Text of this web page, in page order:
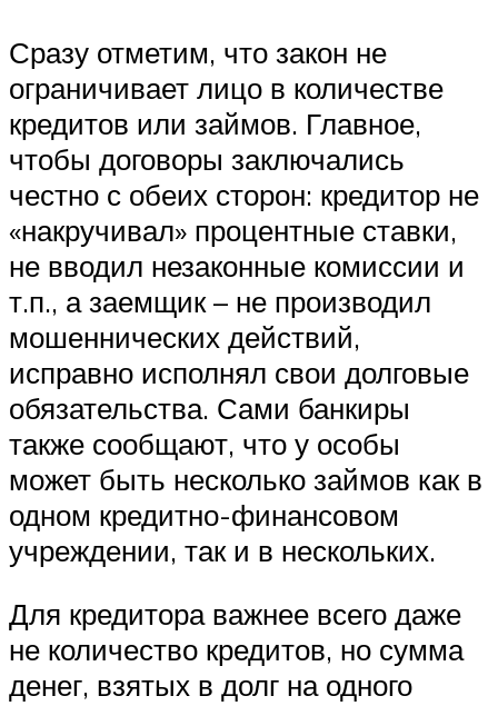
Сразу отметим, что закон не
ограничивает лицо в количестве
кредитов или займов. Главное,
чтобы договоры заключались
честно с обеих сторон: кредитор не
«накручивал» процентные ставки,
не вводил незаконные комиссии и
т.п., а заемщик – не производил
мошеннических действий,
исправно исполнял свои долговые
обязательства. Сами банкиры
также сообщают, что у особы
может быть несколько займов как в
одном кредитно-финансовом
учреждении, так и в нескольких.
Для кредитора важнее всего даже
не количество кредитов, но сумма
денег, взятых в долг на одного